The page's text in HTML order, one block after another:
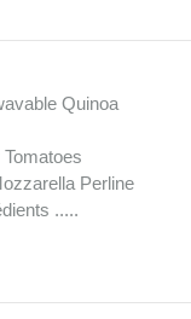
Quinoa
Perline
.....